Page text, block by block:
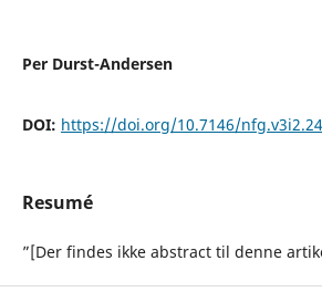
Per Durst-Andersen
DOI: https://doi.org/10.7146/
Resumé
”[Der findes ikke abstract til denne